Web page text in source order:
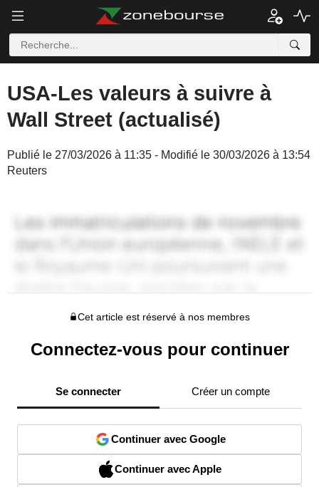
USA-Les valeurs à suivre à
Wall Street (actualisé)
Publié le 27/03/2026 à 11:35 - Modifié le 30/03/2026 à 13:54
Reuters
Cet article est réservé à nos membres
Connectez-vous pour continuer
Se connecter Créer un compte
Continuer avec Google
Continuer avec Apple